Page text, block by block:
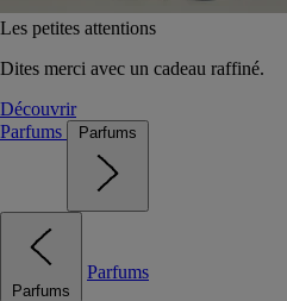
Les petites attentions
Dites merci avec un cadeau raffiné.
Découvrir
Parfums
Parfums
Parfums
Parfums